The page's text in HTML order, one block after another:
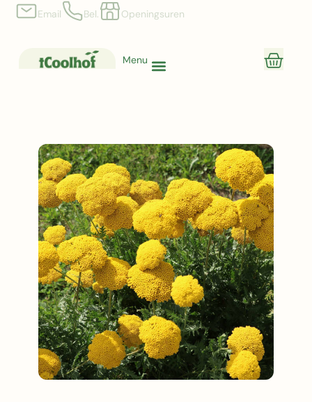
Email Bel. Openingsuren
Menu